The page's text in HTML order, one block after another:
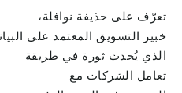
تعرّف على حذيفة نوافلة،
خبير التسويق المعتمد على
الذي يُحدث ثورة في طريقة
تعامل الشركات مع